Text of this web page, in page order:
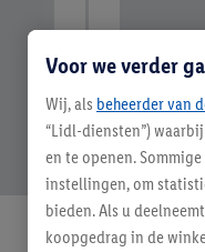
Voor we verder
Wij, als beheerder van
“Lidl-diensten”)
en te openen.
instellingen, om
bieden. Als u
koopgedrag in de